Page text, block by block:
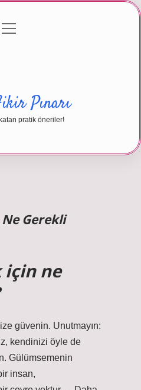
menüyü
Pınarı
katan pratik öneriler!
Gerekli
için ne
güvenin. Unutmayın:
kendinizi öyle de
Gülümsemenin
insan,